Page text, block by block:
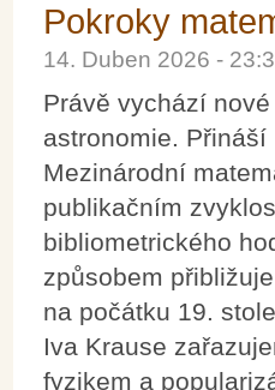
Pokroky
14. Duben 2026 -
Právě vychází
astronomie.
Mezinárodní
publikačním
bibliometrického
způsobem
na počátku 19.
Iva Krause
fyzikem a